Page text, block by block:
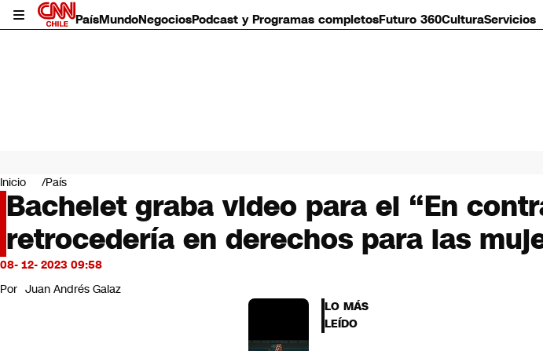
PaísMundoNegociosPodcast y Programas completosFuturo 360CulturaServicios
Mundo
Negocios
Deportes
Programas completos
Cultura
Servicios
Bits
CNN Data
Inicio País
Bachelet graba video para el “En
retrocedería en derechos para las
08- 12- 2023 09:58
Por Juan Andrés Galaz
LO MÁS
LEÍDO